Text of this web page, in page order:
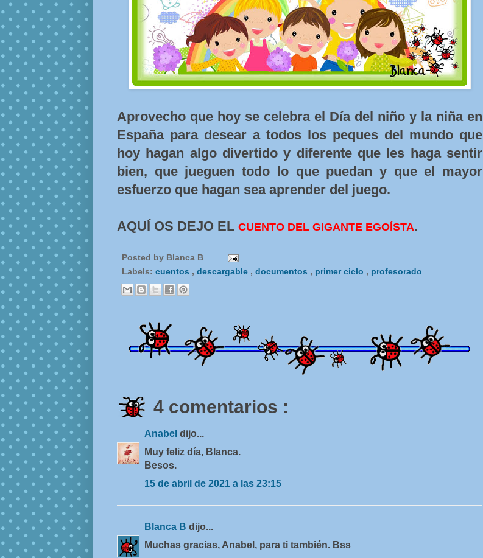
Aprovecho que hoy se celebra el Día del niño y la niña en
España para desear a todos los peques del mundo que
hoy hagan algo divertido y diferente que les haga sentir
bien, que jueguen todo lo que puedan y que el mayor
esfuerzo que hagan sea aprender del juego.
AQUÍ OS DEJO EL CUENTO DEL GIGANTE EGOÍSTA.
Posted by Blanca B
Labels: cuentos , descargable , documentos , primer ciclo , profesorado
4 comentarios :
Anabel dijo...
Muy feliz día, Blanca.
Besos.
15 de abril de 2021 a las 23:15
Blanca B dijo...
Muchas gracias, Anabel, para ti también. Bss